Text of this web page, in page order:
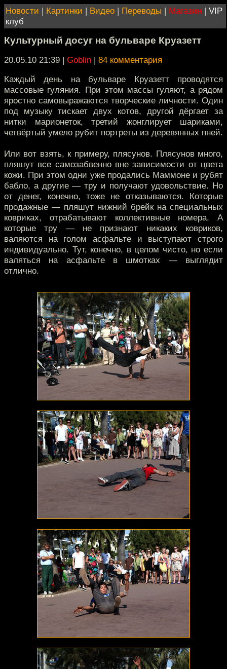
Новости | Картинки | Видео | Переводы | Магазин | VIP
клуб
Культурный досуг на бульваре Круазетт
20.05.10 21:39 | Goblin | 84 комментария
Каждый день на бульваре Круазетт проводятся
массовые гуляния. При этом массы гуляют, а рядом
яростно самовыражаются творческие личности. Один
под музыку тискает двух котов, другой дёргает за
нитки марионеток, третий жонглирует шариками,
четвёртый умело рубит портреты из деревянных пней.
Или вот взять, к примеру, плясунов. Плясунов много,
пляшут все самозабвенно вне зависимости от цвета
кожи. При этом одни уже продались Маммоне и рубят
бабло, а другие — тру и получают удовольствие. Но
от денег, конечно, тоже не отказываются. Которые
продажные — пляшут нижний брейк на специальных
ковриках, отрабатывают коллективные номера. А
которые тру — не признают никаких ковриков,
валяются на голом асфальте и выступают строго
индивидуально. Тут, конечно, в целом чисто, но если
валяться на асфальте в шмотках — выглядит
отлично.